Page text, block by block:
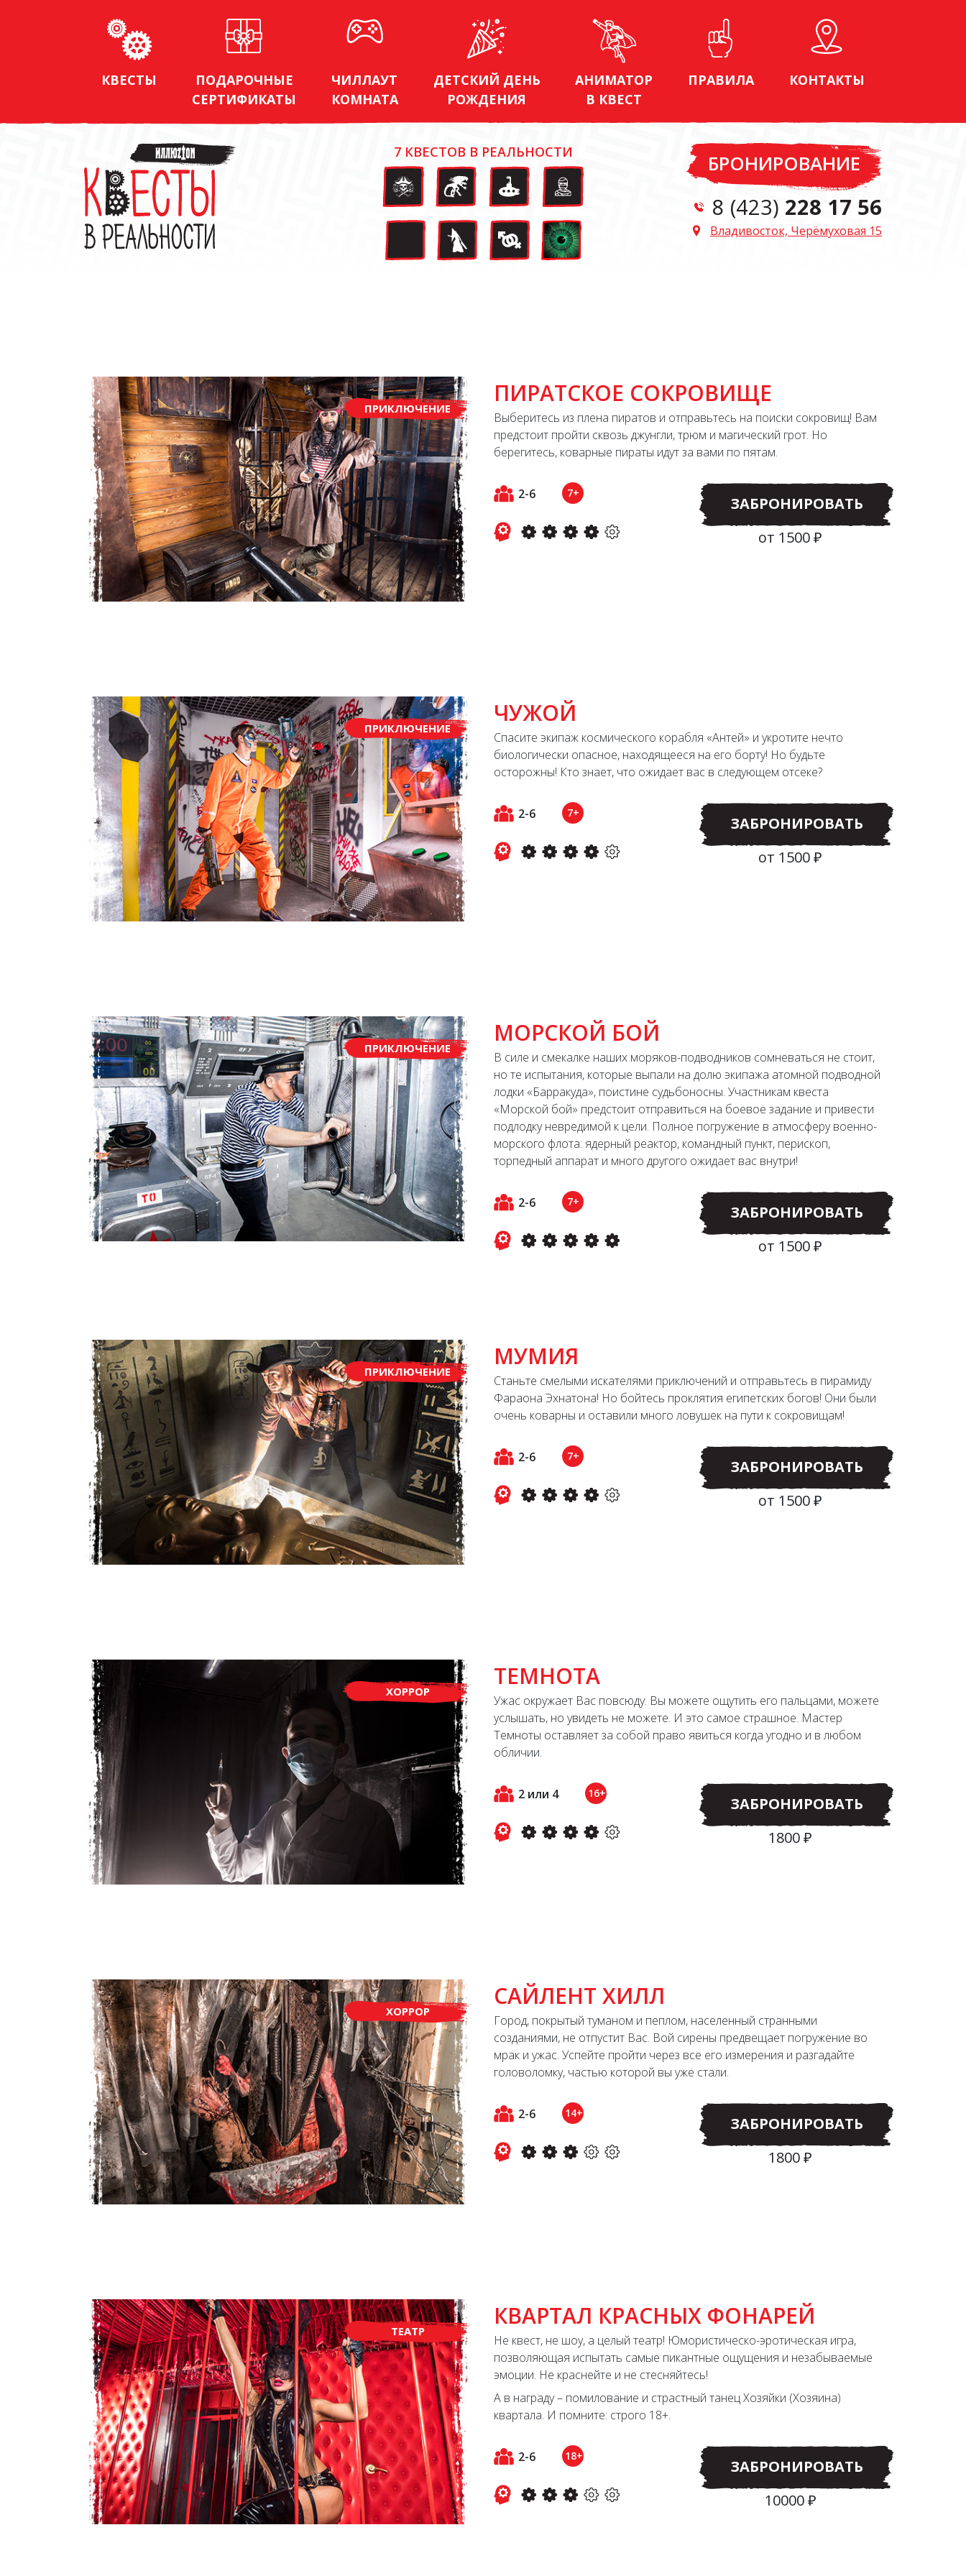
КВЕСТЫ
ПОДАРОЧНЫЕ
СЕРТИФИКАТЫ
ЧИЛЛАУТ
КОМНАТА
ДЕТСКИЙ ДЕНЬ
РОЖДЕНИЯ
АНИМАТОР
В КВЕСТ
ПРАВИЛА КОНТАКТЫ
7 КВЕСТОВ В РЕАЛЬНОСТИ БРОНИРОВАНИЕ
8 (423) 228 17 56
Владивосток, Черёмуховая 15
ПРИКЛЮЧЕНИЕ
ПИРАТСКОЕ СОКРОВИЩЕ
Выберитесь из плена пиратов и отправьтесь на поиски сокровищ! Вам
предстоит пройти сквозь джунгли, трюм и магический грот. Но
берегитесь, коварные пираты идут за вами по пятам.
2-6 7+
ЗАБРОНИРОВАТЬ
от 1500 ₽
ПРИКЛЮЧЕНИЕ
ЧУЖОЙ
Спасите экипаж космического корабля «Антей» и укротите нечто
биологически опасное, находящееся на его борту! Но будьте
осторожны! Кто знает, что ожидает вас в следующем отсеке?
2-6 7+
ЗАБРОНИРОВАТЬ
от 1500 ₽
ПРИКЛЮЧЕНИЕ
МОРСКОЙ БОЙ
В силе и смекалке наших моряков-подводников сомневаться не стоит,
но те испытания, которые выпали на долю экипажа атомной подводной
лодки «Барракуда», поистине судьбоносны. Участникам квеста
«Морской бой» предстоит отправиться на боевое задание и привести
подлодку невредимой к цели. Полное погружение в атмосферу военно-
морского флота: ядерный реактор, командный пункт, перископ,
торпедный аппарат и много другого ожидает вас внутри!
2-6 7+
ЗАБРОНИРОВАТЬ
от 1500 ₽
ПРИКЛЮЧЕНИЕ
МУМИЯ
Станьте смелыми искателями приключений и отправьтесь в пирамиду
Фараона Эхнатона! Но бойтесь проклятия египетских богов! Они были
очень коварны и оставили много ловушек на пути к сокровищам!
2-6 7+
ЗАБРОНИРОВАТЬ
от 1500 ₽
ХОРРОР
ТЕМНОТА
Ужас окружает Вас повсюду. Вы можете ощутить его пальцами, можете
услышать, но увидеть не можете. И это самое страшное. Мастер
Темноты оставляет за собой право явиться когда угодно и в любом
обличии.
2 или 4 16+
ЗАБРОНИРОВАТЬ
1800 ₽
ХОРРОР
САЙЛЕНТ ХИЛЛ
Город, покрытый туманом и пеплом, населенный странными
созданиями, не отпустит Вас. Вой сирены предвещает погружение во
мрак и ужас. Успейте пройти через все его измерения и разгадайте
головоломку, частью которой вы уже стали.
2-6 14+
ЗАБРОНИРОВАТЬ
1800 ₽
ТЕАТР
КВАРТАЛ КРАСНЫХ ФОНАРЕЙ
Не квест, не шоу, а целый театр! Юмористическо-эротическая игра,
позволяющая испытать самые пикантные ощущения и незабываемые
эмоции. Не краснейте и не стесняйтесь!
А в награду – помилование и страстный танец Хозяйки (Хозяина)
квартала. И помните: строго 18+.
2-6 18+
ЗАБРОНИРОВАТЬ
10000 ₽